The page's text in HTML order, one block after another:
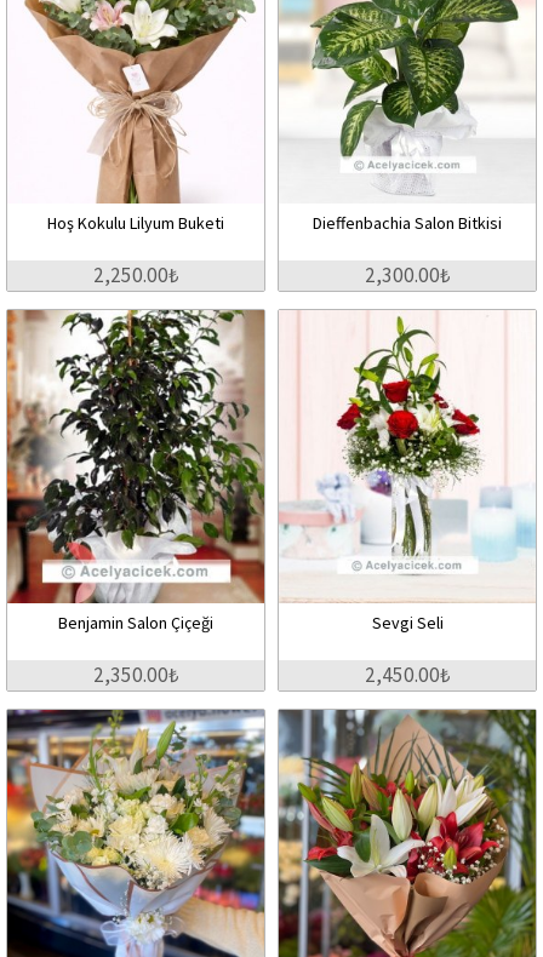
Hoş Kokulu Lilyum Buketi
2,250.00₺
Dieffenbachia Salon Bitkisi
2,300.00₺
Benjamin Salon Çiçeği
2,350.00₺
Sevgi Seli
2,450.00₺